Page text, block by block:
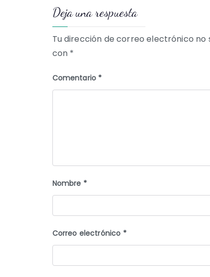
entradas
Deja una respuesta
Tu dirección de correo electrónico no
con *
Comentario *
Nombre *
Correo electrónico *